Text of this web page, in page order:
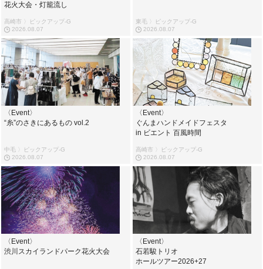
花火大会・灯籠流し
高崎市 〉ピックアップ-G
2026.08.07
東毛 〉ピックアップ-G
2026.08.07
〈Event〉
“糸”のさきにあるもの vol.2
中毛 〉ピックアップ-G
2026.08.07
〈Event〉
ぐんまハンドメイドフェスタ
in ビエント 百風時間
高崎市 〉ピックアップ-G
2026.08.07
〈Event〉
渋川スカイランドパーク花火大会
〈Event〉
石若駿トリオ
ホールツアー2026+27